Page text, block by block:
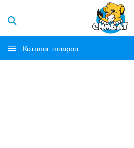
Каталог товаров